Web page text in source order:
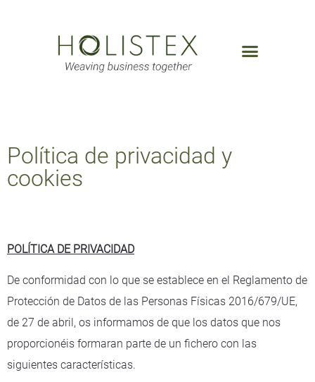
Política de privacidad y
cookies
POLÍTICA DE PRIVACIDAD
De conformidad con lo que se establece en el Reglamento de
Protección de Datos de las Personas Físicas 2016/679/UE,
de 27 de abril, os informamos de que los datos que nos
proporcionéis formaran parte de un fichero con las
siguientes características.